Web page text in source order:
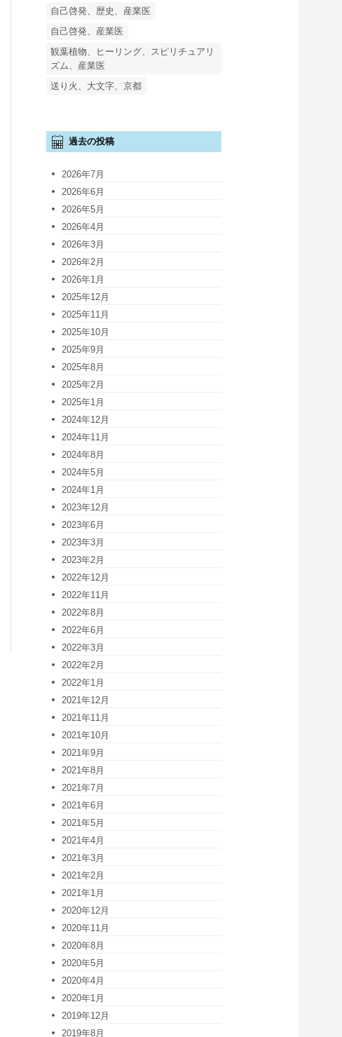
自己啓発、歴史、産業医
自己啓発、産業医
観葉植物、ヒーリング、スピリチュアリ
ズム、産業医
送り火、大文字、京都
過去の投稿
2026年7月
2026年6月
2026年5月
2026年4月
2026年3月
2026年2月
2026年1月
2025年12月
2025年11月
2025年10月
2025年9月
2025年8月
2025年2月
2025年1月
2024年12月
2024年11月
2024年8月
2024年5月
2024年1月
2023年12月
2023年6月
2023年3月
2023年2月
2022年12月
2022年11月
2022年8月
2022年6月
2022年3月
2022年2月
2022年1月
2021年12月
2021年11月
2021年10月
2021年9月
2021年8月
2021年7月
2021年6月
2021年5月
2021年4月
2021年3月
2021年2月
2021年1月
2020年12月
2020年11月
2020年8月
2020年5月
2020年4月
2020年1月
2019年12月
2019年8月